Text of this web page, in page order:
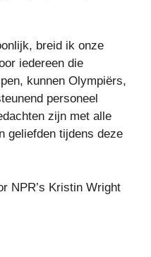
breid ik onze
iedereen die
kunnen Olympiërs,
personeel
zijn met alle
geliefden tijdens deze
NPR’s Kristin Wright